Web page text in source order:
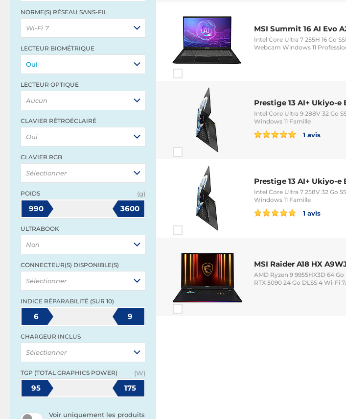
NORME(S) RÉSEAU SANS-FIL
Wi-Fi 7
LECTEUR BIOMÉTRIQUE
Oui
LECTEUR OPTIQUE
Aucun
CLAVIER RÉTROÉCLAIRÉ
Oui
CLAVIER RGB
Sélectionner
POIDS (g)
990 3600
ULTRABOOK
Non
CONNECTEUR(S) DISPONIBLE(S)
Sélectionner
INDICE RÉPARABILITÉ (SUR 10)
6 9
CHARGEUR INCLUS
Sélectionner
TGP (TOTAL GRAPHICS POWER) (W)
95 175
Voir uniquement les produits
MSI Summit 16 AI Evo
Intel Core Ultra 7 255H 16 Go
Webcam Windows 11
Prestige 13 AI+ Ukiyo-e
Intel Core Ultra 9 288V 32 Go
Windows 11 Famille
1 avis
Prestige 13 AI+ Ukiyo-e
Intel Core Ultra 7 258V 32 Go
Windows 11 Famille
1 avis
MSI Raider A18 HX
AMD Ryzen 9 9955HX3D 64
RTX 5090 24 Go DLSS 4 Wi-